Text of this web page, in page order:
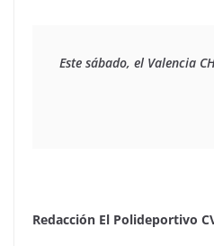
Este sábado, el Valencia
Redacción El Polideportivo